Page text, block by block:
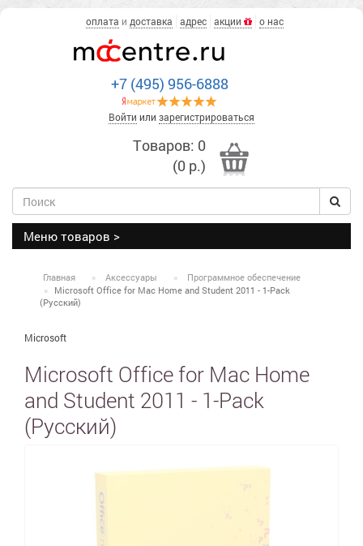
оплата и доставка адрес акции о нас
+7 (495) 956-6888
Войти или зарегистрироваться
Товаров: 0
(0 р.)
Меню товаров >
Главная Аксессуары
Программное обеспечение
Microsoft Office for Mac Home and Student 2011 - 1-Pack
(Русский)
Microsoft
Microsoft Office for Mac Home
and Student 2011 - 1-Pack
(Русский)